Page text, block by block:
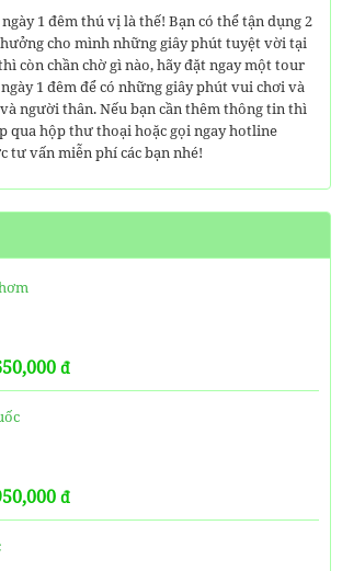
1 đêm thú vị là thế! Bạn có thể tận dụng 2
cho mình những giây phút tuyệt vời tại
còn chần chờ gì nào, hãy đặt ngay một tour
1 đêm để có những giây phút vui chơi và
người thân. Nếu bạn cần thêm thông tin thì
qua hộp thư thoại hoặc gọi ngay hotline
tư vấn miễn phí các bạn nhé!
đ
đ